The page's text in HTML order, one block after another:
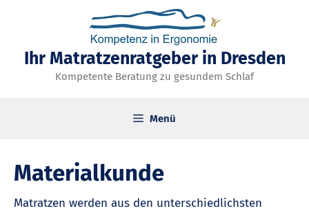
springen
Ihr Matratzenratgeber in Dresden
Kompetente Beratung zu gesundem Schlaf
Menü
Materialkunde
Matratzen werden aus den unterschiedlichsten